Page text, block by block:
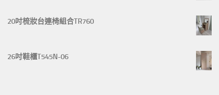
20吋梳妝台連椅組合TR760
26吋鞋櫃T545N-06